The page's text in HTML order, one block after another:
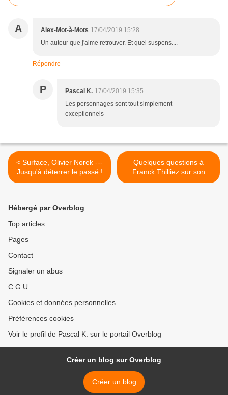
A Alex-Mot-à-Mots 17/04/2019 15:28
Un auteur que j'aime retrouver. Et quel suspens....
Répondre
P Pascal K. 17/04/2019 15:35
Les personnages sont tout simplement
exceptionnels
< Surface, Olivier Norek ---
Jusqu'à déterrer le passé !
Quelques questions à
Franck Thilliez sur son
nouveau millésime "Luca".
Hébergé par Overblog
Top articles
Pages
Contact
Signaler un abus
C.G.U.
Cookies et données personnelles
Préférences cookies
Voir le profil de Pascal K. sur le portail Overblog
Créer un blog sur Overblog
Créer un blog